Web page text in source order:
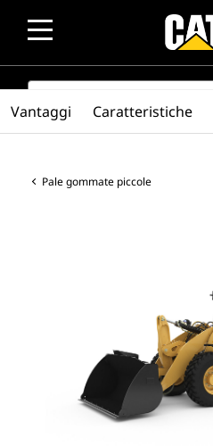
SEARCH
Pale gommate piccole
Vantaggi Caratteristiche